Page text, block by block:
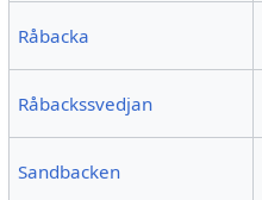
Råbacka
Råbackssvedjan
Sandbacken